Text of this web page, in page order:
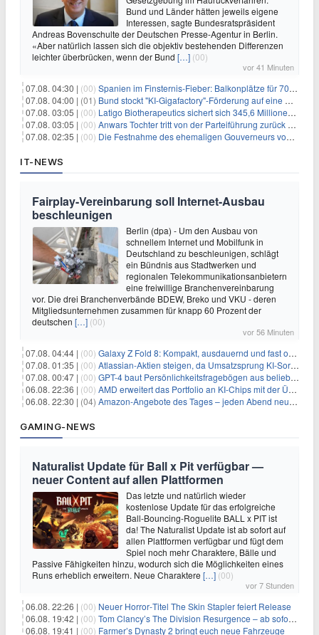
Bund und Länder hätten jeweils eigene
Interessen, sagte Bundesratspräsident
Andreas Bovenschulte der Deutschen Presse-Agentur in Berlin.
«Aber natürlich lassen sich die objektiv bestehenden Differenzen
leichter überbrücken, wenn der Bund […] (00)
vor 41 Minuten
07.08. 04:30 | (00) Spanien im Finsternis-Fieber: Balkonplätze für 700 Euro
07.08. 04:00 | (01) Bund stockt "KI-Gigafactory"-Förderung auf eine Milliarde Euro auf
07.08. 03:05 | (00) Latigo Biotherapeutics sichert sich 345,6 Millionen Dollar in einer erhöhten IPO und ebnet den Weg für nicht-opioide Schmerztherapie
07.08. 03:05 | (00) Anwars Tochter tritt von der Parteiführung zurück und hebt politische Turbulenzen hervor
07.08. 02:35 | (00) Die Festnahme des ehemaligen Gouverneurs von Mexiko hebt die anhaltenden Herausforderungen in der Governance und im Geschäftsumfeld hervor
IT-NEWS
Fairplay-Vereinbarung soll Internet-Ausbau
beschleunigen
Berlin (dpa) - Um den Ausbau von
schnellem Internet und Mobilfunk in
Deutschland zu beschleunigen, schlägt
ein Bündnis aus Stadtwerken und
regionalen Telekommunikationsanbietern
eine freiwillige Branchenvereinbarung
vor. Die drei Branchenverbände BDEW, Breko und VKU - deren
Mitgliedsunternehmen zusammen für knapp 60 Prozent der
deutschen […] (00)
vor 56 Minuten
07.08. 04:44 | (00) Galaxy Z Fold 8: Kompakt, ausdauernd und fast ohne Falte
07.08. 01:35 | (00) Atlassian-Aktien steigen, da Umsatzsprung KI-Sorgen dämpft
07.08. 00:47 | (00) GPT-4 baut Persönlichkeitsfragebögen aus beliebigen Texten und sagt Antworten voraus
06.08. 22:36 | (00) AMD erweitert das Portfolio an KI-Chips mit der Übernahme von Taalas
06.08. 22:30 | (04) Amazon-Angebote des Tages – jeden Abend neue Deals zum Stöbern
GAMING-NEWS
Naturalist Update für Ball x Pit verfügbar —
neuer Content auf allen Plattformen
Das letzte und natürlich wieder
kostenlose Update für das erfolgreiche
Ball-Bouncing-Roguelite BALL x PIT ist
da! The Naturalist Update ist ab sofort auf
allen Plattformen verfügbar und fügt dem
Spiel noch mehr Charaktere, Bälle und
Passive Fähigkeiten hinzu, wodurch sich die Möglichkeiten eines
Runs erheblich erweitern. Neue Charaktere […] (00)
vor 7 Stunden
06.08. 22:26 | (00) Neuer Horror‑Titel The Skin Stapler feiert Release
06.08. 19:42 | (00) Tom Clancy’s The Division Resurgence – ab sofort für euch verfügbar
06.08. 19:41 | (00) Farmer’s Dynasty 2 bringt euch neue Fahrzeuge